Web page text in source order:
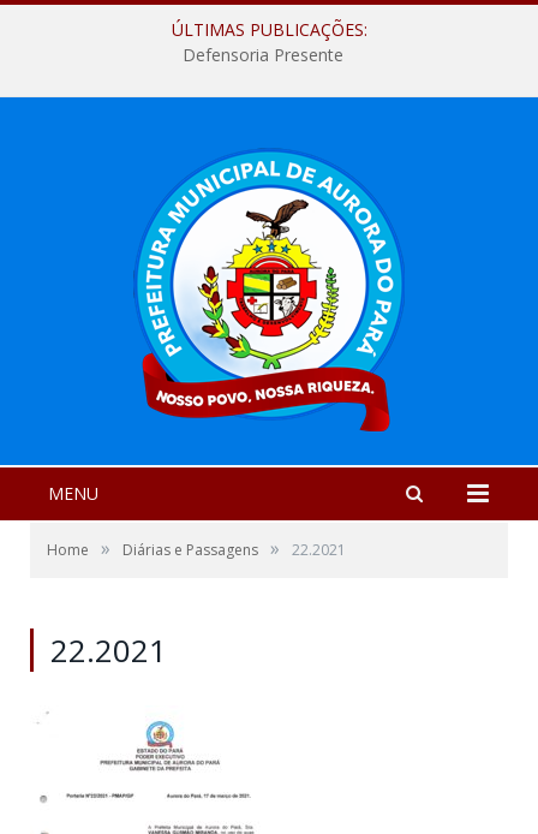
ÚLTIMAS PUBLICAÇÕES:
Defensoria Presente
MENU
Home » Diárias e Passagens » 22.2021
22.2021